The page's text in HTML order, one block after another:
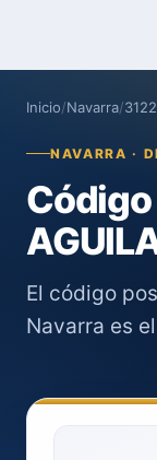
Inicio/Navarra/
NAVARRA ·
El código
Navarra es el